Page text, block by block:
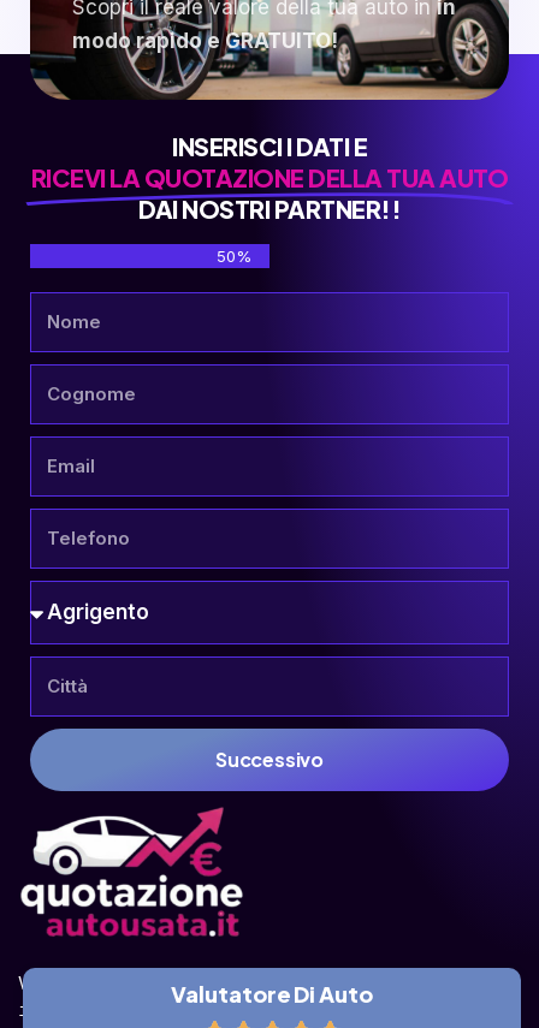
Scopri il reale valore della tua auto in in
modo rapido e GRATUITO!
INSERISCI I DATI E
RICEVI LA QUOTAZIONE DELLA TUA AUTO
DAI NOSTRI PARTNER!!
50%
Successivo
Valuta la tua auto online, gratis e in pochi
istanti.
Valutatore Di Auto